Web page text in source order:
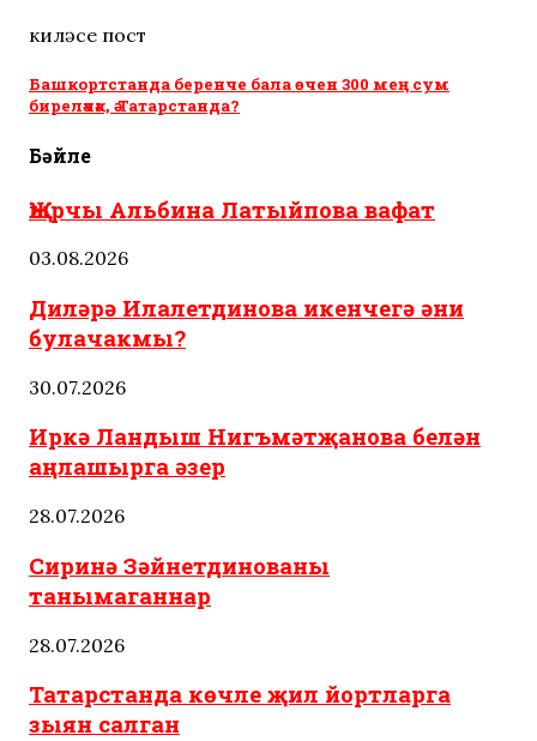
киләсе пост
Башкортстанда беренче бала өчен 300 мең сум
биреләчәк, ә Татарстанда?
Бәйле
Җырчы Альбина Латыйпова вафат
03.08.2026
Диләрә Илалетдинова икенчегә әни
булачакмы?
30.07.2026
Иркә Ландыш Нигъмәтҗанова белән
аңлашырга әзер
28.07.2026
Сиринә Зәйнетдинованы
танымаганнар
28.07.2026
Татарстанда көчле җил йортларга
зыян салган